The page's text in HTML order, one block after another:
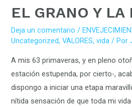
EL GRANO Y LA
Deja un comentario /
Uncategorized,VALORES,vida / Por
A mis 63 primaveras, y en pleno
estación estupenda, por cierto-,
dispongo a iniciar una etapa
nítida sensación de que toda mi
EL
Y
PAJA